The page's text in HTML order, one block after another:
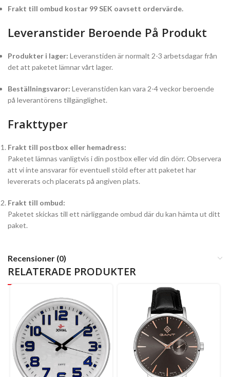
Frakt till ombud kostar 99 SEK oavsett ordervärde.
Leveranstider Beroende På Produkt
Produkter i lager: Leveranstiden är normalt 2-3 arbetsdagar från
det att paketet lämnar vårt lager.
Beställningsvaror: Leveranstiden kan vara 2-4 veckor beroende
på leverantörens tillgänglighet.
Frakttyper
Frakt till postbox eller hemadress:
Paketet lämnas vanligtvis i din postbox eller vid din dörr. Observera
att vi inte ansvarar för eventuell stöld efter att paketet har
levererats och placerats på angiven plats.
Frakt till ombud:
Paketet skickas till ett närliggande ombud där du kan hämta ut ditt
paket.
Recensioner (0)
RELATERADE PRODUKTER